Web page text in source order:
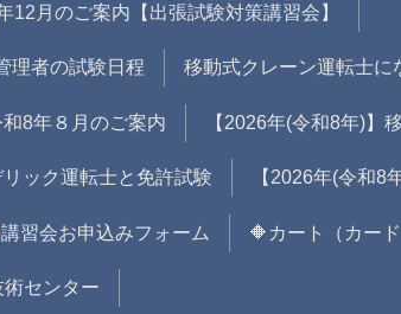
月のご案内【出張試験対策講習会】
理者の試験日程 移動式クレーン運転士に
8年８月のご案内 【2026年(令和8年)】
ック運転士と免許試験 【2026年(令和8
習会お申込みフォーム 🔶カート（カー
センター